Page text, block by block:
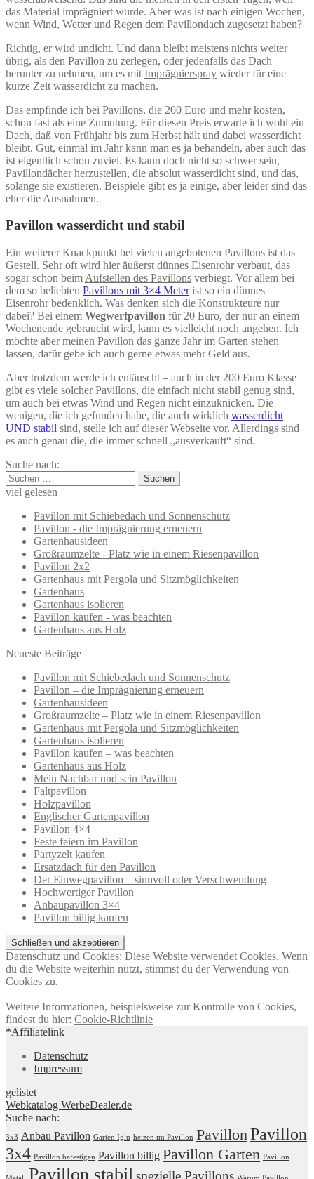
das Material imprägniert wurde. Aber was ist nach einigen Wochen,
wenn Wind, Wetter und Regen dem Pavillondach zugesetzt haben?
Richtig, er wird undicht. Und dann bleibt meistens nichts weiter
übrig, als den Pavillon zu zerlegen, oder jedenfalls das Dach
herunter zu nehmen, um es mit Imprägnierspray wieder für eine
kurze Zeit wasserdicht zu machen.
Das empfinde ich bei Pavillons, die 200 Euro und mehr kosten,
schon fast als eine Zumutung. Für diesen Preis erwarte ich wohl ein
Dach, daß von Frühjahr bis zum Herbst hält und dabei wasserdicht
bleibt. Gut, einmal im Jahr kann man es ja behandeln, aber auch das
ist eigentlich schon zuviel. Es kann doch nicht so schwer sein,
Pavillondächer herzustellen, die absolut wasserdicht sind, und das,
solange sie existieren. Beispiele gibt es ja einige, aber leider sind das
eher die Ausnahmen.
Pavillon wasserdicht und stabil
Ein weiterer Knackpunkt bei vielen angebotenen Pavillons ist das
Gestell. Sehr oft wird hier äußerst dünnes Eisenrohr verbaut, das
sogar schon beim Aufstellen des Pavillons verbiegt. Vor allem bei
dem so beliebten Pavillons mit 3×4 Meterist so ein dünnes
Eisenrohr bedenklich. Was denken sich die Konstrukteure nur
dabei? Bei einem Wegwerfpavillon für 20 Euro, der nur an einem
Wochenende gebraucht wird, kann es vielleicht noch angehen. Ich
möchte aber meinen Pavillon das ganze Jahr im Garten stehen
lassen, dafür gebe ich auch gerne etwas mehr Geld aus.
Aber trotzdem werde ich entäuscht – auch in der 200 Euro Klasse
gibt es viele solcher Pavillons, die einfach nicht stabil genug sind,
um auch bei etwas Wind und Regen nicht einzuknicken. Die
wenigen, die ich gefunden habe, die auch wirklich wasserdicht
UND stabil sind, stelle ich auf dieser Webseite vor. Allerdings sind
es auch genau die, die immer schnell „ausverkauft“ sind.
Suche nach:
Suchen
nach:
viel gelesen
Pavillon mit Schiebedach und Sonnenschutz
Pavillon - die Imprägnierung erneuern
Gartenhausideen
Großraumzelte - Platz wie in einem Riesenpavillon
Pavillon 2x2
Gartenhaus mit Pergola und Sitzmöglichkeiten
Gartenhaus
Gartenhaus isolieren
Pavillon kaufen - was beachten
Gartenhaus aus Holz
Neueste Beiträge
Pavillon mit Schiebedach und Sonnenschutz
Pavillon – die Imprägnierung erneuern
Gartenhausideen
Großraumzelte – Platz wie in einem Riesenpavillon
Gartenhaus mit Pergola und Sitzmöglichkeiten
Gartenhaus isolieren
Pavillon kaufen – was beachten
Gartenhaus aus Holz
Mein Nachbar und sein Pavillon
Faltpavillon
Holzpavillon
Englischer Gartenpavillon
Pavillon 4×4
Feste feiern im Pavillon
Partyzelt kaufen
Ersatzdach für den Pavillon
Der Einwegpavillon – sinnvoll oder Verschwendung
Hochwertiger Pavillon
Anbaupavillon 3×4
Pavillon billig kaufen
Datenschutz und Cookies: Diese Website verwendet Cookies. Wenn
du die Website weiterhin nutzt, stimmst du der Verwendung von
Cookies zu.
Weitere Informationen, beispielsweise zur Kontrolle von Cookies,
findest du hier: Cookie-Richtlinie
*Affiliatelink
Datenschutz
Impressum
gelistet
Webkatalog WerbeDealer.de
Suche nach:
3x3 Anbau Pavillon Garten Iglu heizen im Pavillon PavillonPavillon
3x4 Pavillon befestigen Pavillon billig Pavillon Garten Pavillon
Pavillon stabil spezielle Pavillons